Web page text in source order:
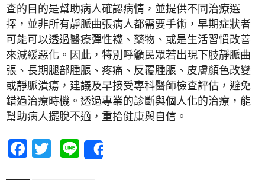
查的目的是幫助病人確認病情，並提供不同治療選
擇，並非所有靜脈曲張病人都需要手術，早期症狀者
可能可以透過醫療彈性襪、藥物、或是生活習慣改善
來減緩惡化。因此，特別呼籲民眾若出現下肢靜脈曲
張、長期腿部腫脹、疼痛、反覆腫脹、皮膚顏色改變
或靜脈潰瘍，建議及早接受專科醫師檢查評估，避免
錯過治療時機。透過專業的診斷與個人化的治療，能
幫助病人擺脫不適，重拾健康與自信。
Facebook
Twitter
Line